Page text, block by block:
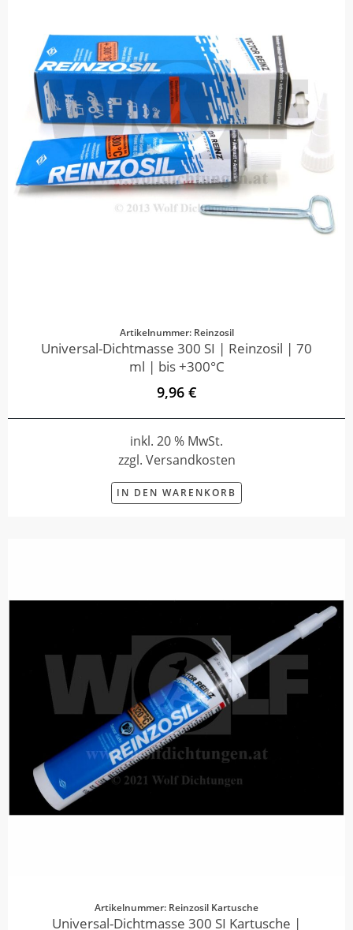
Artikelnummer: Reinzosil
Universal-Dichtmasse 300 SI | Reinzosil | 70
ml | bis +300°C
9,96 €
inkl. 20 % MwSt.
zzgl. Versandkosten
IN DEN WARENKORB
Artikelnummer: Reinzosil Kartusche
Universal-Dichtmasse 300 SI Kartusche |